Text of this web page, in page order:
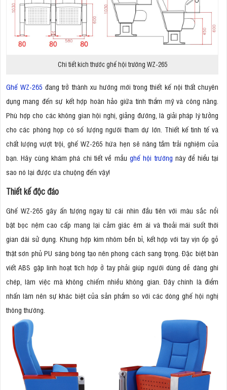
Chi tiết kích thước ghế hội trường WZ-265
Ghế WZ-265 đang trở thành xu hướng mới trong thiết kế nội thất chuyên
dụng mang đến sự kết hợp hoàn hảo giữa tính thẩm mỹ và công năng.
Phù hợp cho các không gian hội nghị, giảng đường, là giải pháp lý tưởng
cho các phòng họp có số lượng người tham dự lớn. Thiết kế tinh tế và
chất lượng vượt trội, ghế WZ-265 hứa hẹn sẽ nâng tầm trải nghiệm của
bạn. Hãy cùng khám phá chi tiết về mẫu ghế hội trường này để hiểu tại
sao nó lại được ưa chuộng đến vậy!
Thiết kế độc đáo
Ghế WZ-265 gây ấn tượng ngay từ cái nhìn đầu tiên với màu sắc nổi
bật bọc nệm cao cấp mang lại cảm giác êm ái và thoải mái suốt thời
gian dài sử dụng. Khung hợp kim nhôm bền bỉ, kết hợp với tay vịn ốp gỗ
thật sơn phủ PU sáng bóng tạo nên phong cách sang trọng. Đặc biệt bàn
viết ABS gập linh hoạt tích hợp ở tay phải giúp người dùng dễ dàng ghi
chép, làm việc mà không chiếm nhiều không gian. Đây chính là điểm
nhấn làm nên sự khác biệt của sản phẩm so với các dòng ghế hội nghị
thông thường.